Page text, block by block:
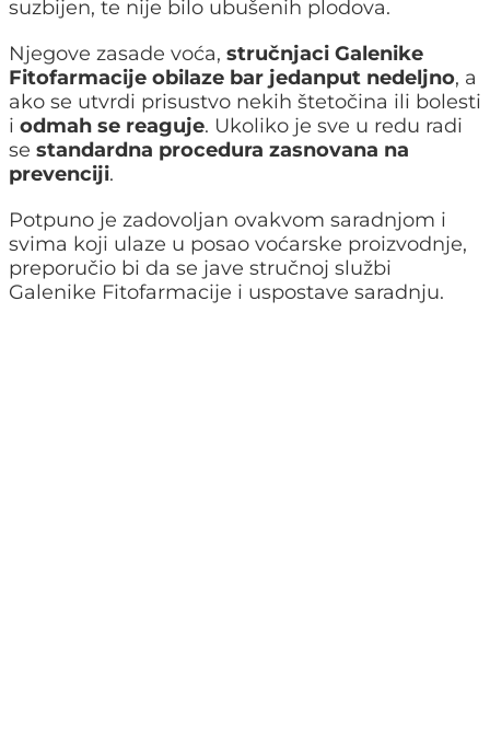
suzbijen, te nije bilo ubušenih plodova.
Njegove zasade voća, stručnjaci Galenike
Fitofarmacije obilaze bar jedanput nedeljno, a
ako se utvrdi prisustvo nekih štetočina ili bolesti
i odmah se reaguje. Ukoliko je sve u redu radi
se standardna procedura zasnovana na
prevenciji.
Potpuno je zadovoljan ovakvom saradnjom i
svima koji ulaze u posao voćarske proizvodnje,
preporučio bi da se jave stručnoj službi
Galenike Fitofarmacije i uspostave saradnju.